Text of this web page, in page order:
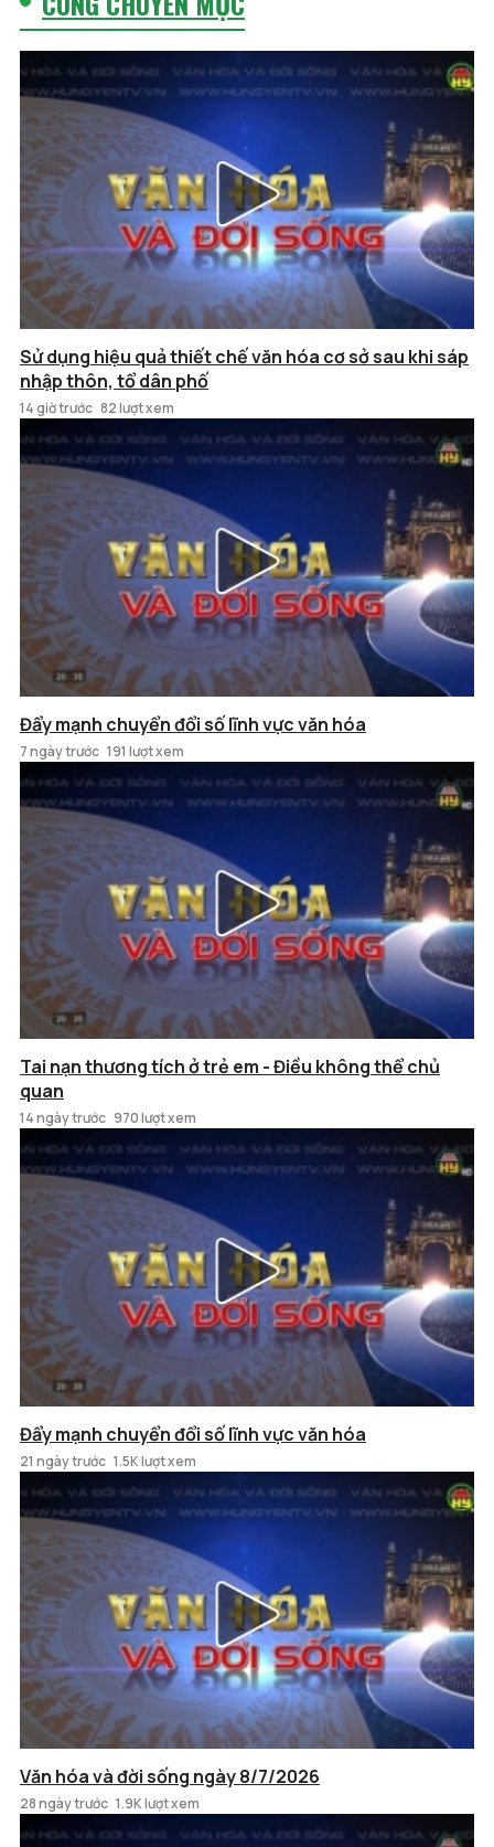
Sử dụng hiệu quả thiết chế văn hóa cơ sở sau khi sáp
nhập thôn, tổ dân phố
14 giờ trước 82 lượt xem
Đẩy mạnh chuyển đổi số lĩnh vực văn hóa
7 ngày trước 191 lượt xem
Tai nạn thương tích ở trẻ em - Điều không thể chủ
quan
14 ngày trước 970 lượt xem
Đẩy mạnh chuyển đổi số lĩnh vực văn hóa
21 ngày trước 1.5K lượt xem
Văn hóa và đời sống ngày 8/7/2026
28 ngày trước 1.9K lượt xem